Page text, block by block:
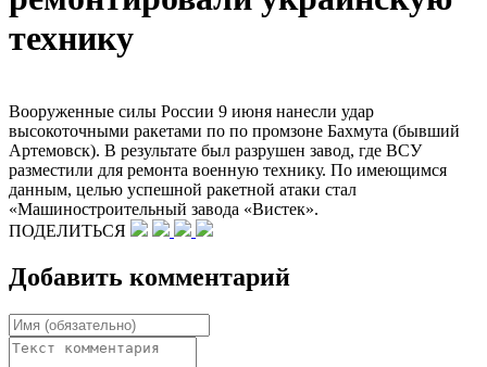
технику
Вооруженные силы России 9 июня нанесли удар
высокоточными ракетами по по промзоне Бахмута (бывший
Артемовск). В результате был разрушен завод, где ВСУ
разместили для ремонта военную технику. По имеющимся
данным, целью успешной ракетной атаки стал
«Машиностроительный завода «Вистек».
ПОДЕЛИТЬСЯ
Добавить комментарий